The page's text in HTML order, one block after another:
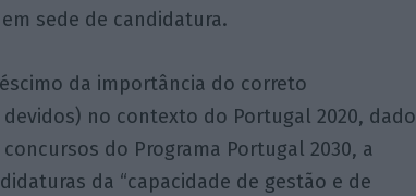
sede de candidatura.
da importância do correto
no contexto do Portugal 2020, dado
do Programa Portugal 2030, a
da “capacidade de gestão e de